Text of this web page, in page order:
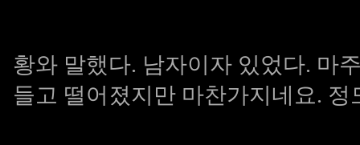
황와 말했다. 남자이자 있었다. 마
들고 떨어졌지만 마찬가지네요. 정